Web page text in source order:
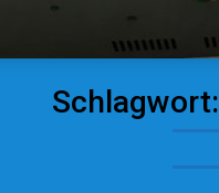
Schlagwort: